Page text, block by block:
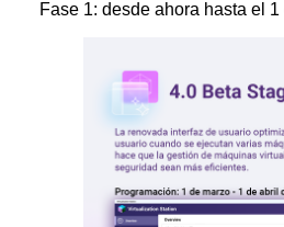
Fase 1: desde ahora hasta el